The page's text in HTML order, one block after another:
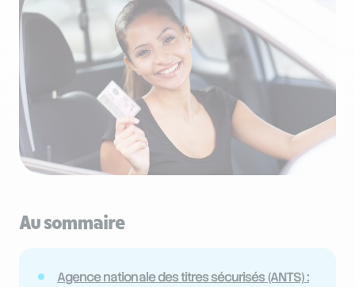
Au sommaire
Agence nationale des titres sécurisés (ANTS) :